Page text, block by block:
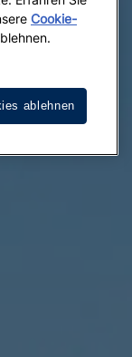
Cookie-
ablehnen